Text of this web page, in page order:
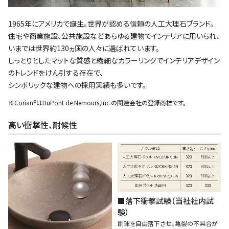
1965年にアメリカで誕生。世界が認める信頼の人工大理石ブランド。
住宅や商業施設、公共施設などあらゆる建物でインテリアに用いられ、
いまでは世界約130ヵ国の人々に選ばれています。
しっとりとしたマットな質感と繊細なカラーリングでインテリアデザイン
のトレンドをけん引する存在で、
シンボリックな建物への採用実績も多いです。
※Corian®はDuPont de Nemours,Inc.の関連会社の登録商標です。
高い衝撃性、耐候性
■落下衝撃試験（当社社内試
験）
剛球を自由落下させ、亀裂の不具合が